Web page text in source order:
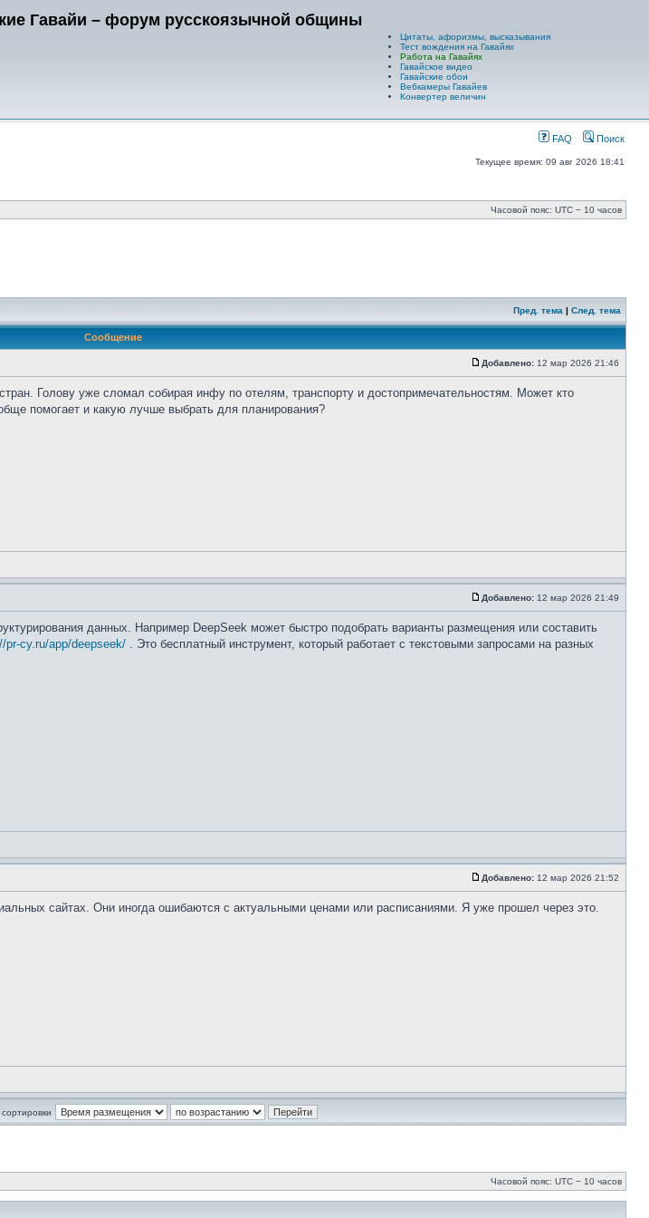
Гавайи – форум русскоязычной общины
Цитаты, афоризмы, высказывания
Тест вождения на Гавайях
Работа на Гавайях
Гавайское видео
Гавайские обои
Вебкамеры Гавайев
Конвертер величин
FAQ Поиск
Текущее время: 09 авг 2026 18:41
Часовой пояс: UTC − 10 часов
Пред. тема | След. тема
Сообщение
Добавлено: 12 мар 2026 21:46
Голову уже сломал собирая инфу по отелям, транспорту и достопримечательностям. Может кто
помогает и какую лучше выбрать для планирования?
Добавлено: 12 мар 2026 21:49
данных. Например DeepSeek может быстро подобрать варианты размещения или составить
pr-cy.ru/app/deepseek/ . Это бесплатный инструмент, который работает с текстовыми запросами на разных
Добавлено: 12 мар 2026 21:52
сайтах. Они иногда ошибаются с актуальными ценами или расписаниями. Я уже прошел через это.
Часовой пояс: UTC − 10 часов